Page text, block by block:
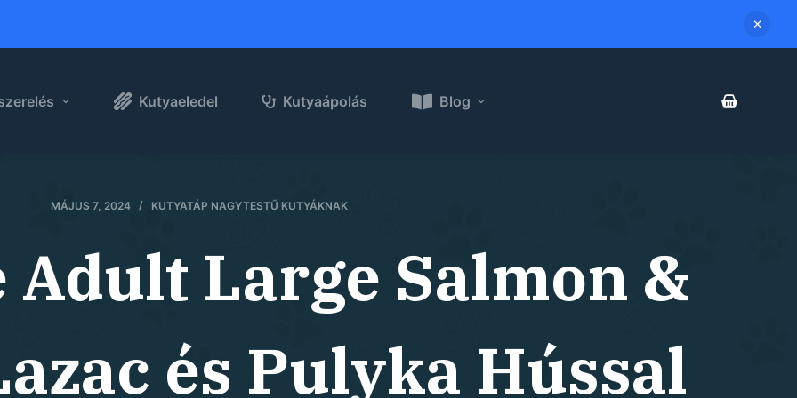
Kutyaeledel Kutyaápolás Blog
MÁJUS 7, 2024 KUTYATÁP NAGYTESTŰ KUTYÁKNAK
Large Salmon &
és Pulyka Hússal